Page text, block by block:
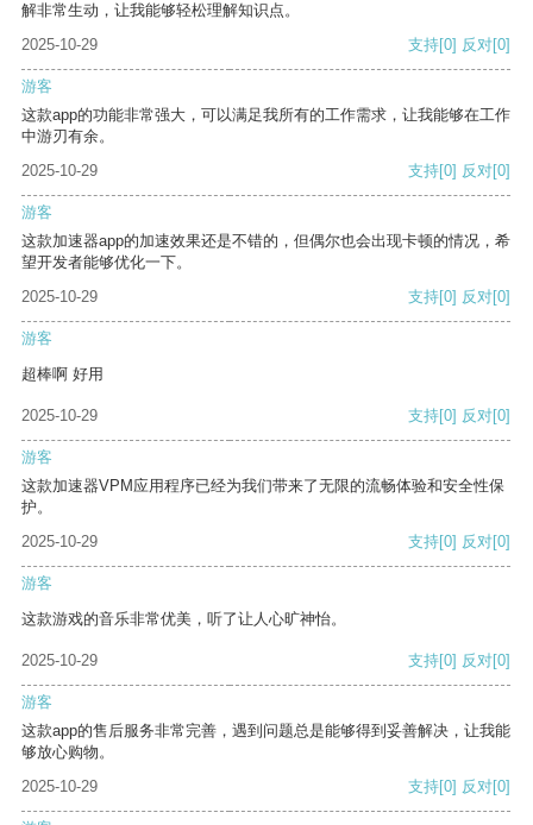
解非常生动，让我能够轻松理解知识点。
2025-10-29
支持[0] 反对[0]
游客
这款app的功能非常强大，可以满足我所有的工作需求，让我能够在工作
中游刃有余。
2025-10-29
支持[0] 反对[0]
游客
这款加速器app的加速效果还是不错的，但偶尔也会出现卡顿的情况，希
望开发者能够优化一下。
2025-10-29
支持[0] 反对[0]
游客
超棒啊 好用
2025-10-29 支持[0] 反对[0]
游客
这款加速器VPM应用程序已经为我们带来了无限的流畅体验和安全性保
护。
2025-10-29
支持[0] 反对[0]
游客
这款游戏的音乐非常优美，听了让人心旷神怡。
2025-10-29 支持[0] 反对[0]
游客
这款app的售后服务非常完善，遇到问题总是能够得到妥善解决，让我能
够放心购物。
2025-10-29
支持[0] 反对[0]